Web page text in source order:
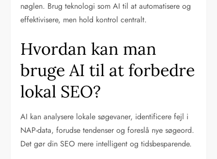
nøglen. Brug teknologi som AI til at automatisere og
effektivisere, men hold kontrol centralt.
Hvordan kan man
bruge AI til at forbedre
lokal SEO?
AI kan analysere lokale søgevaner, identificere fejl i
NAP-data, forudse tendenser og foreslå nye søgeord.
Det gør din SEO mere intelligent og tidsbesparende.